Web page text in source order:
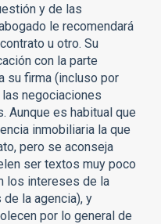
y de las
le recomendará
u otro. Su
con la parte
su firma (incluso por
negociaciones
Aunque es habitual que
inmobiliaria la que
pero se aconseja
ser textos muy poco
los intereses de la
la agencia), y
por lo general de